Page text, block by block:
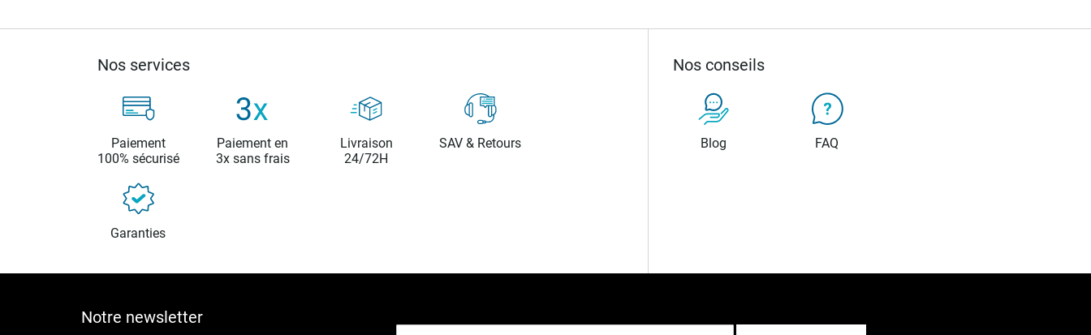
Nos services
Paiement
100% sécurisé
Paiement en
3x sans frais
Livraison
24/72H
SAV & Retours
Garanties
Nos conseils
Blog FAQ
Notre newsletter